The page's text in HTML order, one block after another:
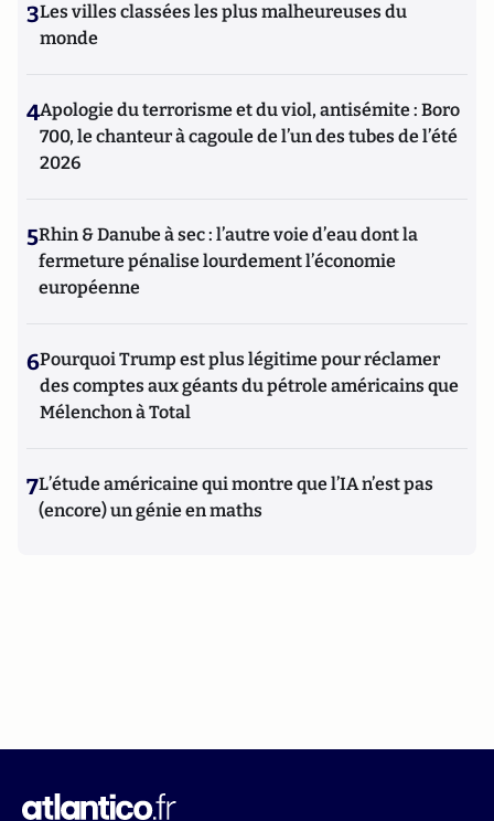
3Les villes classées les plus malheureuses du
monde
4Apologie du terrorisme et du viol, antisémite : Boro
700, le chanteur à cagoule de l’un des tubes de l’été
2026
5Rhin & Danube à sec : l’autre voie d’eau dont la
fermeture pénalise lourdement l’économie
européenne
6Pourquoi Trump est plus légitime pour réclamer
des comptes aux géants du pétrole américains que
Mélenchon à Total
7L’étude américaine qui montre que l’IA n’est pas
(encore) un génie en maths